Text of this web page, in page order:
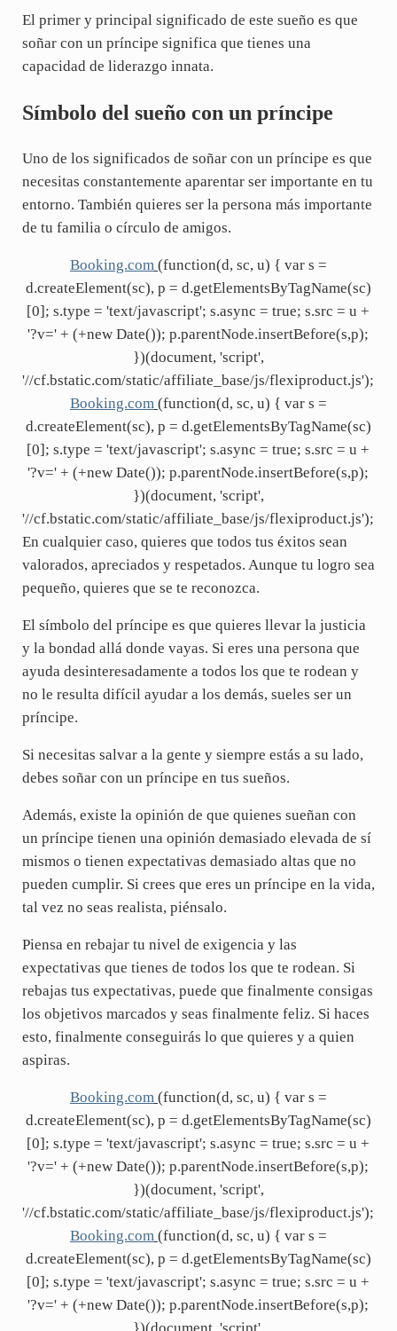
El primer y principal significado de este sueño es que
soñar con un príncipe significa que tienes una
capacidad de liderazgo innata.
Símbolo del sueño con un príncipe
Uno de los significados de soñar con un príncipe es que
necesitas constantemente aparentar ser importante en tu
entorno. También quieres ser la persona más importante
de tu familia o círculo de amigos.
Booking.com (function(d, sc, u) { var s =
d.createElement(sc), p = d.getElementsByTagName(sc)
[0]; s.type = 'text/javascript'; s.async = true; s.src = u +
'?v=' + (+new Date()); p.parentNode.insertBefore(s,p);
})(document, 'script',
'//cf.bstatic.com/static/affiliate_base/js/flexiproduct.js');
Booking.com (function(d, sc, u) { var s =
d.createElement(sc), p = d.getElementsByTagName(sc)
[0]; s.type = 'text/javascript'; s.async = true; s.src = u +
'?v=' + (+new Date()); p.parentNode.insertBefore(s,p);
})(document, 'script',
'//cf.bstatic.com/static/affiliate_base/js/flexiproduct.js');
En cualquier caso, quieres que todos tus éxitos sean
valorados, apreciados y respetados. Aunque tu logro sea
pequeño, quieres que se te reconozca.
El símbolo del príncipe es que quieres llevar la justicia
y la bondad allá donde vayas. Si eres una persona que
ayuda desinteresadamente a todos los que te rodean y
no le resulta difícil ayudar a los demás, sueles ser un
príncipe.
Si necesitas salvar a la gente y siempre estás a su lado,
debes soñar con un príncipe en tus sueños.
Además, existe la opinión de que quienes sueñan con
un príncipe tienen una opinión demasiado elevada de sí
mismos o tienen expectativas demasiado altas que no
pueden cumplir. Si crees que eres un príncipe en la vida,
tal vez no seas realista, piénsalo.
Piensa en rebajar tu nivel de exigencia y las
expectativas que tienes de todos los que te rodean. Si
rebajas tus expectativas, puede que finalmente consigas
los objetivos marcados y seas finalmente feliz. Si haces
esto, finalmente conseguirás lo que quieres y a quien
aspiras.
Booking.com (function(d, sc, u) { var s =
d.createElement(sc), p = d.getElementsByTagName(sc)
[0]; s.type = 'text/javascript'; s.async = true; s.src = u +
'?v=' + (+new Date()); p.parentNode.insertBefore(s,p);
})(document, 'script',
'//cf.bstatic.com/static/affiliate_base/js/flexiproduct.js');
Booking.com (function(d, sc, u) { var s =
d.createElement(sc), p = d.getElementsByTagName(sc)
[0]; s.type = 'text/javascript'; s.async = true; s.src = u +
'?v=' + (+new Date()); p.parentNode.insertBefore(s,p);